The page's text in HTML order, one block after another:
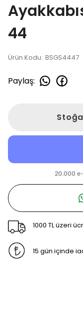
44
Ürün Kodu: BSGS4447
Paylaş:
1000 TL üzeri
15 gün içinde